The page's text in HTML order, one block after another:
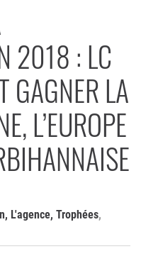
2018 : LC
GAGNER LA
L’EUROPE
, L'agence, Trophées